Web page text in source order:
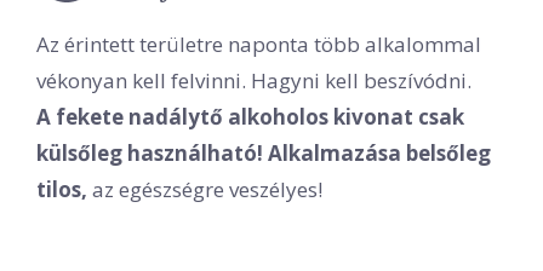
Az érintett területre naponta több alkalommal
vékonyan kell felvinni. Hagyni kell beszívódni.
A fekete nadálytő alkoholos kivonat csak
külsőleg használható! Alkalmazása belsőleg
tilos, az egészségre veszélyes!